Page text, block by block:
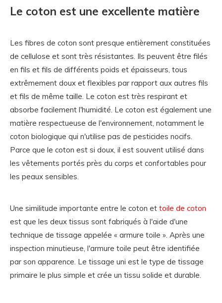
Le coton est une excellente matière
Les fibres de coton sont presque entièrement constituées
de cellulose et sont très résistantes. Ils peuvent être filés
en fils et fils de différents poids et épaisseurs, tous
extrêmement doux et flexibles par rapport aux autres fils
et fils de même taille. Le coton est très respirant et
absorbe facilement l'humidité. Le coton est également une
matière respectueuse de l'environnement, notamment le
coton biologique qui n'utilise pas de pesticides nocifs.
Parce que le coton est si doux, il est souvent utilisé dans
les vêtements portés près du corps et confortables pour
les peaux sensibles.
Une similitude importante entre le coton et toile de coton
est que les deux tissus sont fabriqués à l'aide d'une
technique de tissage appelée « armure toile ». Après une
inspection minutieuse, l'armure toile peut être identifiée
par son apparence. Le tissage uni est le type de tissage
primaire le plus simple et crée un tissu solide et durable.